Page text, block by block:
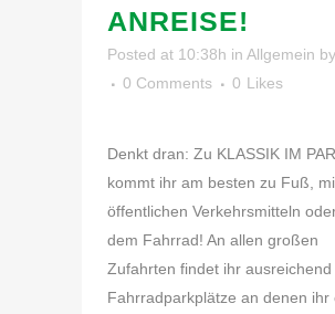
ANREISE!
Posted at 10:38h in Allgemein by
0 Comments
0 Likes
Denkt dran: Zu KLASSIK IM
kommt ihr am besten zu Fuß,
öffentlichen Verkehrsmitteln
dem Fahrrad! An allen großen
Zufahrten findet ihr ausreichend
Fahrradparkplätze an denen ihr